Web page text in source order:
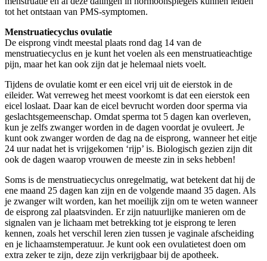
tot het ontstaan van PMS-symptomen.
Menstruatiecyclus ovulatie
De eisprong vindt meestal plaats rond dag 14 van de
menstruatiecyclus en je kunt het voelen als een menstruatieachtige
pijn, maar het kan ook zijn dat je helemaal niets voelt.
Tijdens de ovulatie komt er een eicel vrij uit de eierstok in de
eileider. Wat verreweg het meest voorkomt is dat een eierstok een
eicel loslaat. Daar kan de eicel bevrucht worden door sperma via
geslachtsgemeenschap. Omdat sperma tot 5 dagen kan overleven,
kun je zelfs zwanger worden in de dagen voordat je ovuleert. Je
kunt ook zwanger worden de dag na de eisprong, wanneer het eitje
24 uur nadat het is vrijgekomen ‘rijp’ is. Biologisch gezien zijn dit
ook de dagen waarop vrouwen de meeste zin in seks hebben!
Soms is de menstruatiecyclus onregelmatig, wat betekent dat hij de
ene maand 25 dagen kan zijn en de volgende maand 35 dagen. Als
je zwanger wilt worden, kan het moeilijk zijn om te weten wanneer
de eisprong zal plaatsvinden. Er zijn natuurlijke manieren om de
signalen van je lichaam met betrekking tot je eisprong te leren
kennen, zoals het verschil leren zien tussen je vaginale afscheiding
en je lichaamstemperatuur. Je kunt ook een ovulatietest doen om
extra zeker te zijn, deze zijn verkrijgbaar bij de apotheek.